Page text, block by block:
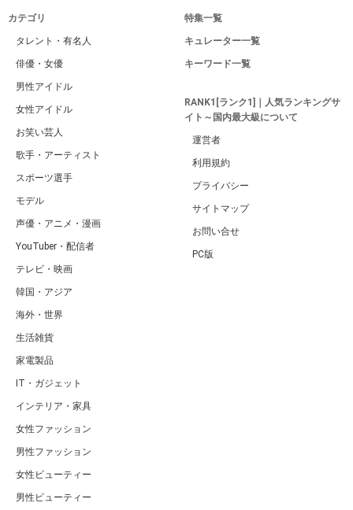
カテゴリ
タレント・有名人
俳優・女優
男性アイドル
女性アイドル
お笑い芸人
歌手・アーティスト
スポーツ選手
モデル
声優・アニメ・漫画
YouTuber・配信者
テレビ・映画
韓国・アジア
海外・世界
生活雑貨
家電製品
IT・ガジェット
インテリア・家具
女性ファッション
男性ファッション
女性ビューティー
男性ビューティー
特集一覧
キュレーター一覧
キーワード一覧
RANK1[ランク1]｜人気ランキングサ
イト～国内最大級について
運営者
利用規約
プライバシー
サイトマップ
お問い合せ
PC版